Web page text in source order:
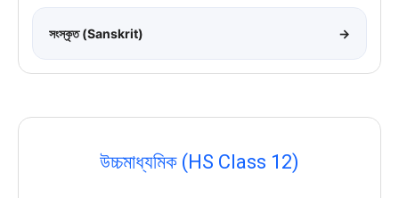
সংস্কৃত (Sanskrit) →
উচ্চমাধ্যমিক (HS Class 12)